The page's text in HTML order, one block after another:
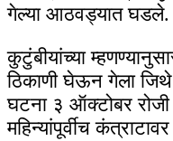
गेल्या आठवड्यात घडले.
कुटुंबीयांच्या
ठिकाणी घेऊन गेला जिथे
घटना ३ ऑक्टोबर
महिन्यांपूर्वीच